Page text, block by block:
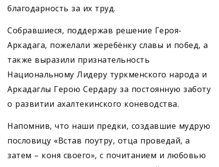
благодарность за их труд.
Собравшиеся, поддержав решение Героя-
Аркадага, пожелали жеребёнку славы и побед, а
также выразили признательность
Национальному Лидеру туркменского народа и
Аркадаглы Герою Сердару за постоянную заботу
о развитии ахалтекинского коневодства.
Напомнив, что наши предки, создавшие мудрую
пословицу «Встав поутру, отца проведай, а
затем – коня своего», с почитанием и любовью